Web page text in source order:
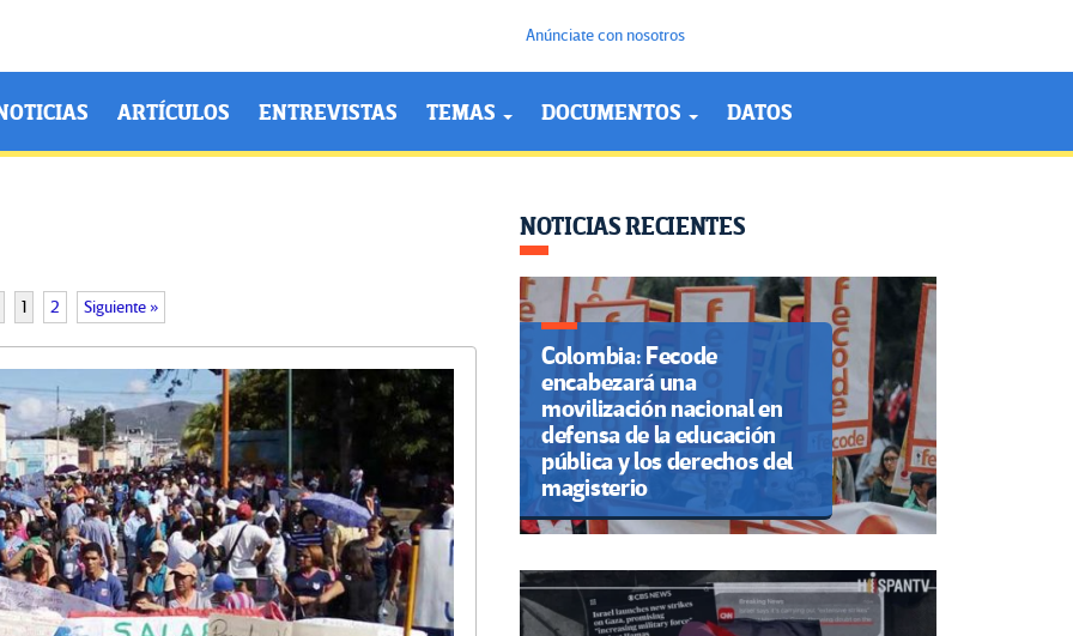
Anúnciate con nosotros
ARTÍCULOS ENTREVISTAS TEMAS DOCUMENTOS DATOS
1 2 Siguiente »
NOTICIAS RECIENTES
Colombia: Fecode
encabezará una
movilización nacional en
defensa de la educación
pública y los derechos del
magisterio